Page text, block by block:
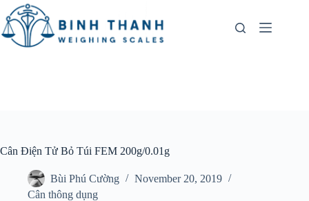
Skip
to
content
Cân Điện Tử Bỏ Túi FEM 200g/0.01g
Bùi Phú Cường
November 20, 2019
Cân thông dụng